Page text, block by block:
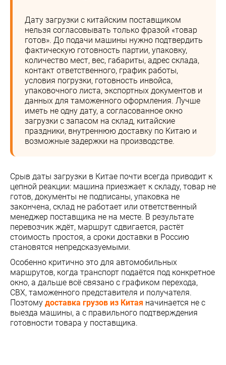
Дату загрузки с китайским поставщиком
нельзя согласовывать только фразой «товар
готов». До подачи машины нужно подтвердить
фактическую готовность партии, упаковку,
количество мест, вес, габариты, адрес склада,
контакт ответственного, график работы,
условия погрузки, готовность инвойса,
упаковочного листа, экспортных документов и
данных для таможенного оформления. Лучше
иметь не одну дату, а согласованное окно
загрузки с запасом на склад, китайские
праздники, внутреннюю доставку по Китаю и
возможные задержки на производстве.
Срыв даты загрузки в Китае почти всегда приводит к
цепной реакции: машина приезжает к складу, товар не
готов, документы не подписаны, упаковка не
закончена, склад не работает или ответственный
менеджер поставщика не на месте. В результате
перевозчик ждёт, маршрут сдвигается, растёт
стоимость простоя, а сроки доставки в Россию
становятся непредсказуемыми.
Особенно критично это для автомобильных
маршрутов, когда транспорт подаётся под конкретное
окно, а дальше всё связано с графиком перехода,
СВХ, таможенного представителя и получателя.
Поэтому доставка грузов из Китая начинается не с
выезда машины, а с правильного подтверждения
готовности товара у поставщика.